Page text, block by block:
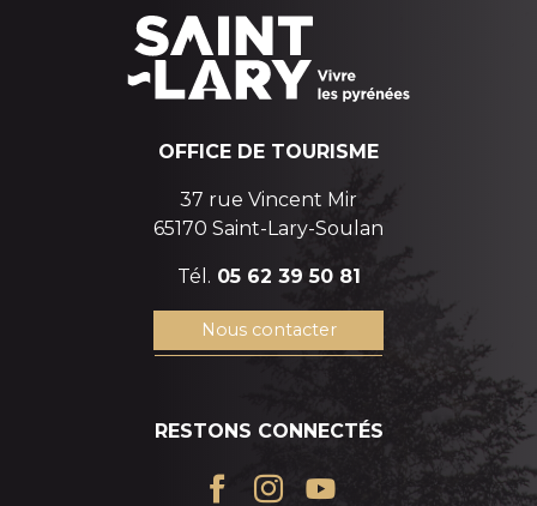
OFFICE DE TOURISME
37 rue Vincent Mir
65170 Saint-Lary-Soulan
Tél. 05 62 39 50 81
Nous contacter
RESTONS CONNECTÉS